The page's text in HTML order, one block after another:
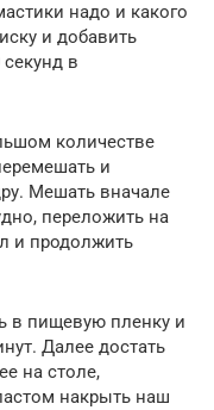
надо и какого
и добавить
в
количестве
и
Мешать вначале
переложить на
и продолжить
в пищевую пленку и
Далее достать
на столе,
накрыть наш